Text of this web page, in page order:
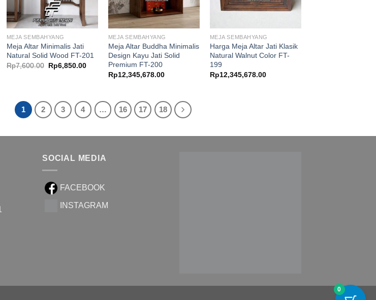
MEJA SEMBAHYANG
Meja Altar Minimalis Jati
Natural Solid Wood FT-201
Rp7,600.00 Harga
aslinya
Rp6,850.00Harga
MEJA SEMBAHYANG
Meja Altar Buddha Minimalis
Design Kayu Jati Solid
Premium FT-200
Rp12,345,678.00
MEJA SEMBAHYANG
Harga Meja Altar Jati Klasik
Natural Walnut Color FT-
199
Rp12,345,678.00
1 2 3 4 … 16 17 18
SOCIAL MEDIA
FACEBOOK
INSTAGRAM
0